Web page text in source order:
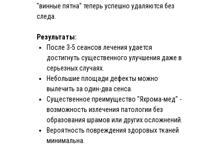
"винные пятна" теперь успешно удаляются без
следа.
Результаты:
После 3-5 сеансов лечения удается
достигнуть существенного улучшения даже в
серьезных случаях.
Небольшие площади дефекты можно
вылечить за один-два сенса.
Существенное преимущество "Яхрома-мед" -
возможность излечения патологии без
образования шрамов или других осложнений.
Вероятность повреждения здоровых тканей
минимальна.